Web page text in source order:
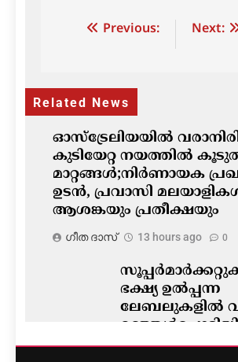
Post Previous: Next:
Related News
ഓസ്‌ട്രേലിയയിൽ
കുടിയേറ്റ നയത്തിൽ
മാറ്റങ്ങൾ;നിർണായക
ഉടൻ, പ്രവാസി
ആശങ്കയും പ്രതീക്ഷയും
ഗീത ദാസ്‌ 13 hours ago 0
ഭക്ഷ്യ ഉൽപ്പന്ന
ലേബലുകളിൽ വൻ
വിഷാംശമെന്ന്